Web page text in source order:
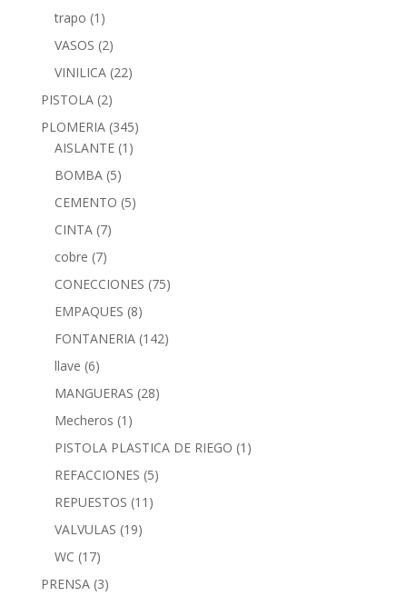
trapo (1)
VASOS (2)
VINILICA (22)
PISTOLA (2)
PLOMERIA (345)
AISLANTE (1)
BOMBA (5)
CEMENTO (5)
CINTA (7)
cobre (7)
CONECCIONES (75)
EMPAQUES (8)
FONTANERIA (142)
llave (6)
MANGUERAS (28)
Mecheros (1)
PISTOLA PLASTICA DE RIEGO (1)
REFACCIONES (5)
REPUESTOS (11)
VALVULAS (19)
WC (17)
PRENSA (3)